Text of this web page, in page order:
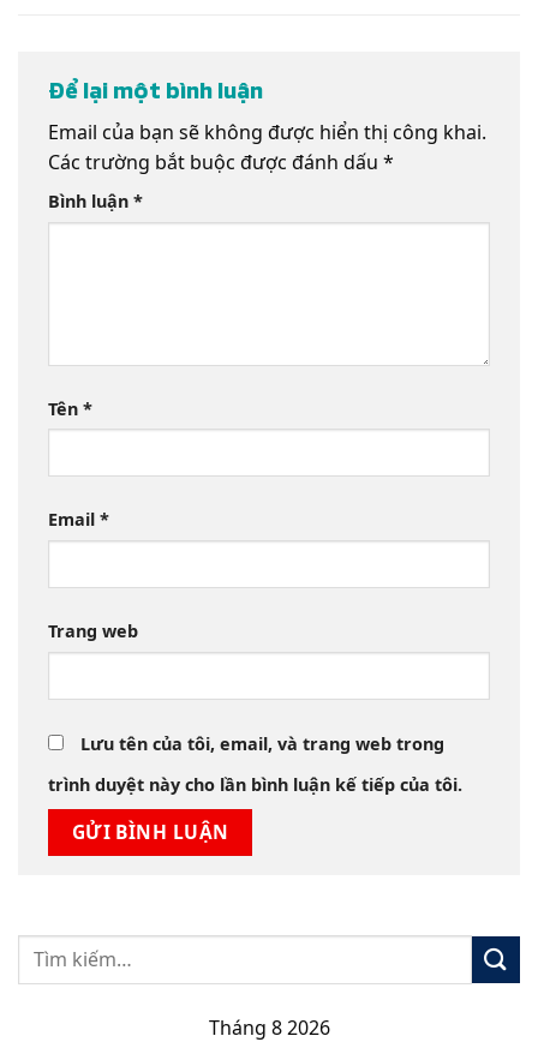
Để lại một bình luận
Email của bạn sẽ không được hiển thị công khai.
Các trường bắt buộc được đánh dấu *
Bình luận *
Tên *
Email *
Trang web
Lưu tên của tôi, email, và trang web trong
trình duyệt này cho lần bình luận kế tiếp của tôi.
Tháng 8 2026